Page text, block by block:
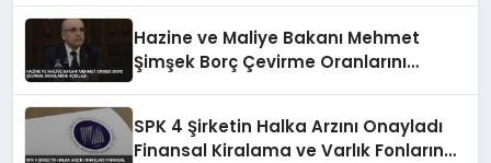
Hazine ve Maliye Bakanı Mehmet
Şimşek Borç Çevirme Oranlarını
SPK 4 Şirketin Halka Arzını Onayladı
Finansal Kiralama ve Varlık Fonlarına